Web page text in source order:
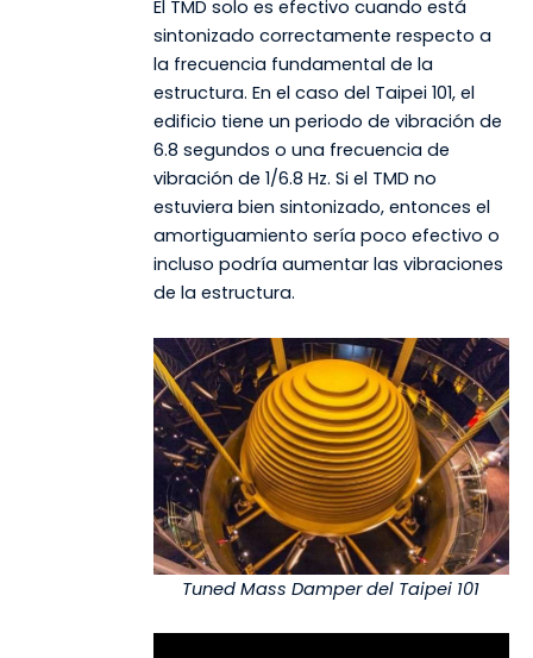
El TMD solo es efectivo cuando está
sintonizado correctamente respecto a
la frecuencia fundamental de la
estructura. En el caso del Taipei 101, el
edificio tiene un periodo de vibración de
6.8 segundos o una frecuencia de
vibración de 1/6.8 Hz. Si el TMD no
estuviera bien sintonizado, entonces el
amortiguamiento sería poco efectivo o
incluso podría aumentar las vibraciones
de la estructura.
Tuned Mass Damper del Taipei 101